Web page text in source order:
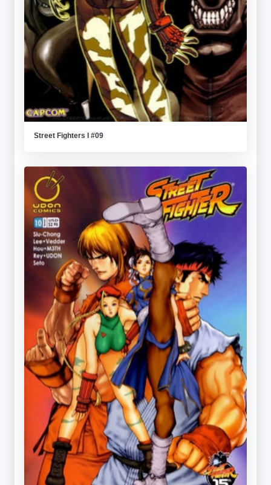
Street Fighters I #09